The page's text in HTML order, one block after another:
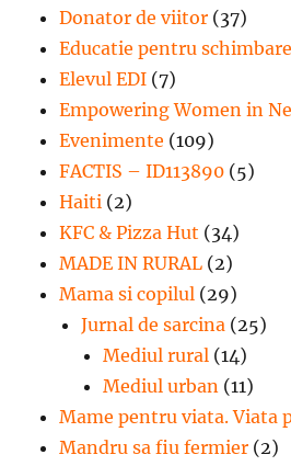
Donator de viitor (37)
Educatie pentru schimbare
Elevul EDI (7)
Empowering Women in
Evenimente (109)
FACTIS – ID113890 (5)
Haiti (2)
KFC & Pizza Hut (34)
MADE IN RURAL (2)
Mama si copilul (29)
Jurnal de sarcina (25)
Mediul rural (14)
Mediul urban (11)
Mame pentru viata. Viata
Mandru sa fiu fermier (2)